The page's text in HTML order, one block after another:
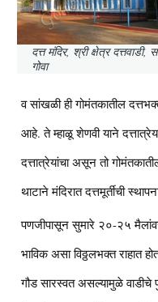
दत्त मंदिर, श्री क्षेत्र दत्तवाडी,
गोवा
व सांखळी ही गोमंतकातील
आहे. ते म्हाळू शेणवी याने
दत्तात्रेयांचा असून तो
थाटाने मंदिरात दत्तमूर्तीची
पणजीपासून सुमारे २०-२५
भाविक असा विठ्ठलभक्त राहात
गौड सारस्वत असल्यामुळे वाडीचे